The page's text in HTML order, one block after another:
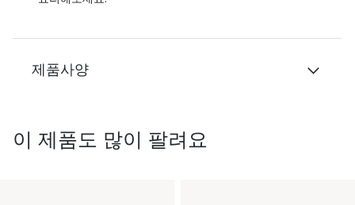
제품사양
이 제품도 많이 팔려요